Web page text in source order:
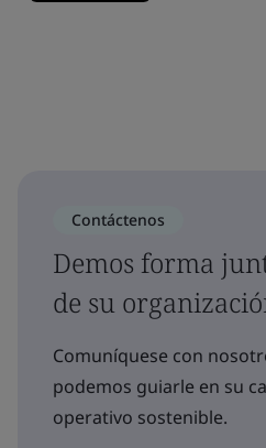
Contáctenos
Demos forma
de su
Comuníquese con
podemos guiarle en su
operativo sostenible.